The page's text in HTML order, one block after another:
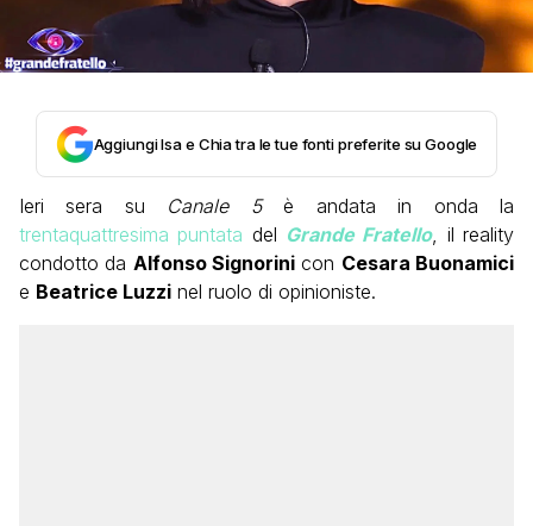
Aggiungi Isa e Chia tra le tue fonti preferite su Google
Ieri sera su Canale 5è andata in onda la
trentaquattresima puntata del Grande Fratello, il reality
condotto da Alfonso Signorini con Cesara Buonamici
e Beatrice Luzzi nel ruolo di opinioniste.